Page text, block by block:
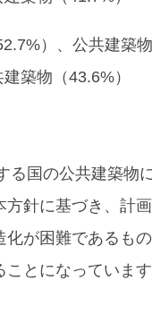
）、公共建築
築物（43.6%）
る国の公共建築物
針に基づき、計
が困難であるも
ことになっていま